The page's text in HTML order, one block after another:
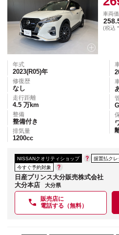
車両
(税込
年式
2023(R05)年
修復歴
なし
走行距離
4.5 万km
整備
整備付き
排気量
1200cc
NISSANクオリティショップ
据置払ク
今すぐ予約対象
日産プリンス大分販売株式会社
大分本店
大分県
販売店に
電話する（無料）